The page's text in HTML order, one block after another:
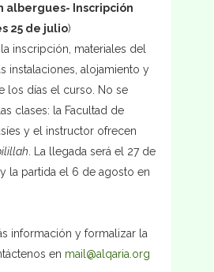
albergues- Inscripción
25 de julio)
inscripción, materiales del
instalaciones, alojamiento y
los días el curso. No se
clases: la Facultad de
y el instructor ofrecen
. La llegada será el 27 de
la partida el 6 de agosto en
información y formalizar la
en mail@alqaria.org